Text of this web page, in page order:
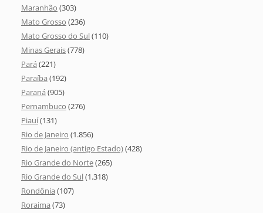
Maranhão (303)
Mato Grosso (236)
Mato Grosso do Sul(110)
Minas Gerais(778)
Pará (221)
Paraíba (192)
Paraná (905)
Pernambuco (276)
Piauí(131)
Rio de Janeiro (1.856)
Rio de Janeiro (antigo Estado)(428)
Rio Grande do Norte(265)
Rio Grande do Sul(1.318)
Rondônia (107)
Roraima (73)